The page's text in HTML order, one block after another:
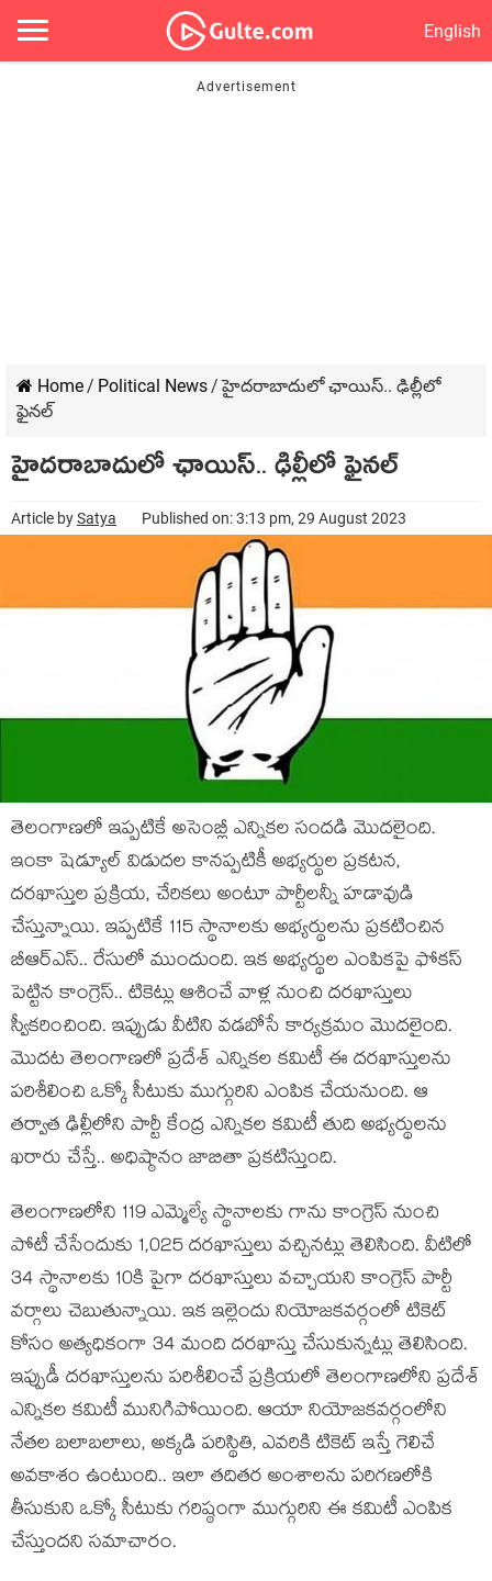
English
Home/ Political News/ హైదరాబాదులో ఛాయిస్.. ఢిల్లీలో
ఫైనల్
హైదరాబాదులో ఛాయిస్.. ఢిల్లీలో ఫైనల్
Article bySatya Published on: 3:13 pm, 29 August 2023
తెలంగాణలో ఇప్పటికే అసెంబ్లీ ఎన్నికల సందడి మొదలైంది.
ఇంకా షెడ్యూల్ విడుదల కానప్పటికీ అభ్యర్థుల ప్రకటన,
దరఖాస్తుల ప్రక్రియ, చేరికలు అంటూ పార్టీలన్నీ హడావుడి
చేస్తున్నాయి. ఇప్పటికే 115 స్థానాలకు అభ్యర్థులను ప్రకటించిన
బీఆర్ఎస్.. రేసులో ముందుంది. ఇక అభ్యర్థుల ఎంపికపై ఫోకస్
పెట్టిన కాంగ్రెస్.. టికెట్లు ఆశించే వాళ్ల నుంచి దరఖాస్తులు
స్వీకరించింది. ఇప్పుడు వీటిని వడబోసే కార్యక్రమం మొదలైంది.
మొదట తెలంగాణలో ప్రదేశ్ ఎన్నికల కమిటీ ఈ దరఖాస్తులను
పరిశీలించి ఒక్కో సీటుకు ముగ్గురిని ఎంపిక చేయనుంది. ఆ
తర్వాత ఢిల్లీలోని పార్టీ కేంద్ర ఎన్నికల కమిటీ తుది అభ్యర్థులను
ఖరారు చేస్తే.. అధిష్ఠానం జాబితా ప్రకటిస్తుంది.
తెలంగాణలోని 119 ఎమ్మెల్యే స్థానాలకు గాను కాంగ్రెస్ నుంచి
పోటీ చేసేందుకు 1,025 దరఖాస్తులు వచ్చినట్లు తెలిసింది. వీటిలో
34 స్థానాలకు 10కి పైగా దరఖాస్తులు వచ్చాయని కాంగ్రెస్ పార్టీ
వర్గాలు చెబుతున్నాయి. ఇక ఇల్లెందు నియోజకవర్గంలో టికెట్
కోసం అత్యధికంగా 34 మంది దరఖాస్తు చేసుకున్నట్లు తెలిసింది.
ఇప్పుడీ దరఖాస్తులను పరిశీలించే ప్రక్రియలో తెలంగాణలోని ప్రదేశ్
ఎన్నికల కమిటీ మునిగిపోయింది. ఆయా నియోజకవర్గంలోని
నేతల బలాబలాలు, అక్కడి పరిస్థితి, ఎవరికి టికెట్ ఇస్తే గెలిచే
అవకాశం ఉంటుంది.. ఇలా తదితర అంశాలను పరిగణలోకి
తీసుకుని ఒక్కో సీటుకు గరిష్ఠంగా ముగ్గురిని ఈ కమిటీ ఎంపిక
చేస్తుందని సమాచారం.